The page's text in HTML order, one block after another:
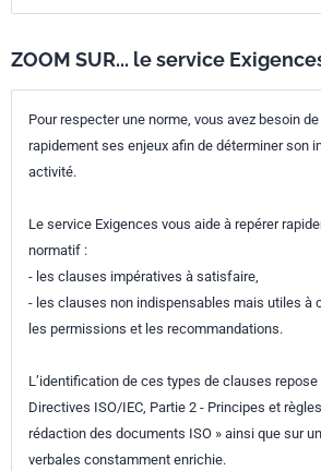
ZOOM SUR... le service
Pour respecter une norme, vous avez besoin
rapidement ses enjeux afin de déterminer son
activité.
Le service Exigences vous aide à repérer
normatif :
- les clauses impératives à satisfaire,
- les clauses non indispensables mais utiles à
les permissions et les recommandations.
L’identification de ces types de clauses
Directives ISO/IEC, Partie 2 - Principes et
rédaction des documents ISO » ainsi que sur
verbales constamment enrichie.